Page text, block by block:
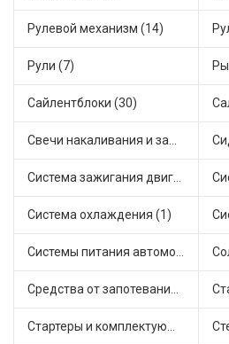
Рулевой механизм (14)
Рули (7)
Сайлентблоки (30)
Свечи накаливания и зажигания (31)
Система зажигания двигателя (3)
Система охлаждения (1)
Системы питания автомобиля (21)
Средства от запотевания и размораживатели стекла (1)
Стартеры и комплектующие (38)